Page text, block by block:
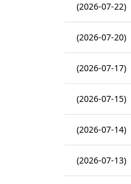
(2026-07-22)
(2026-07-20)
(2026-07-17)
(2026-07-15)
(2026-07-14)
(2026-07-13)